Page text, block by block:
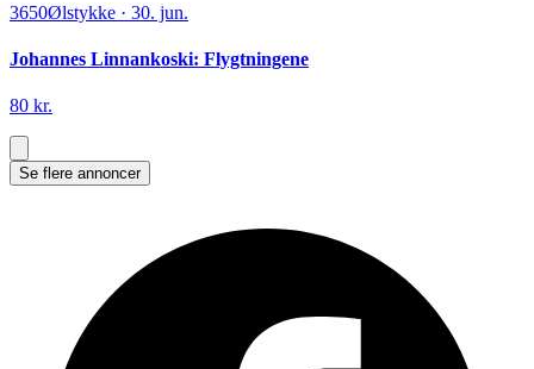
3650Ølstykke · 30. jun.
Johannes Linnankoski: Flygtningene
80 kr.
Se flere annoncer